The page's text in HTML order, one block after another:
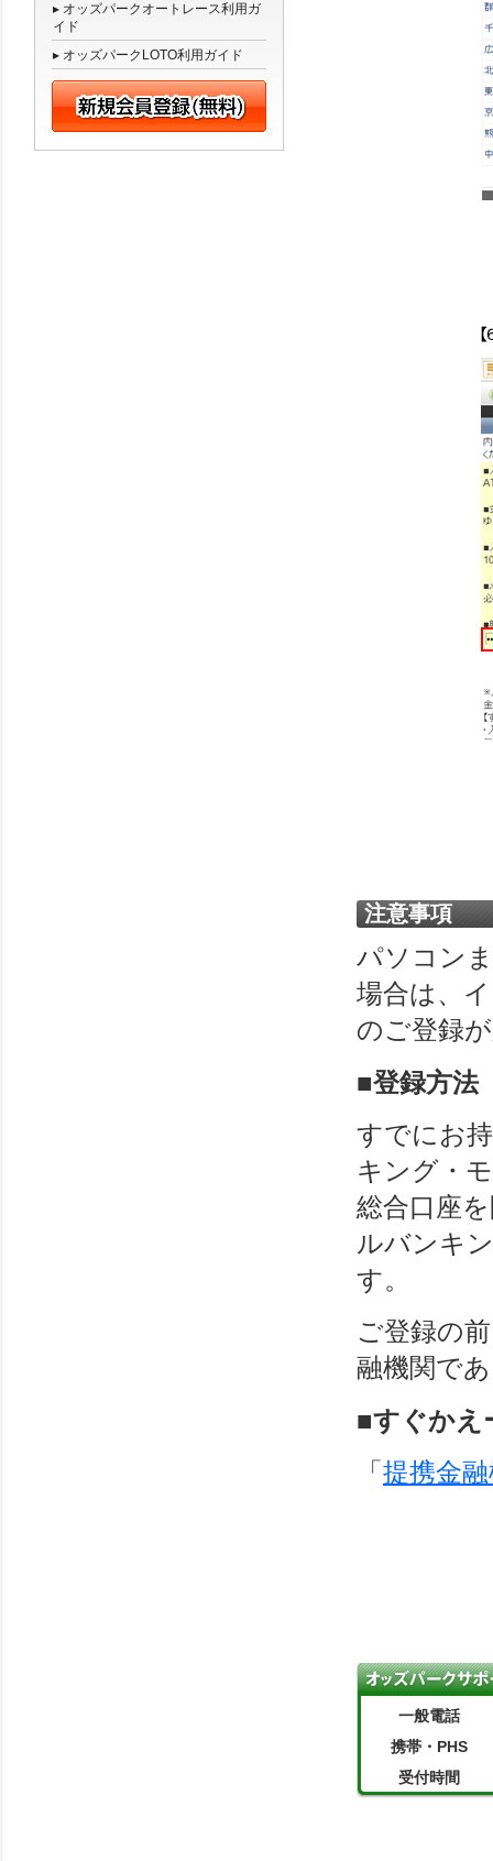
▸ オッズパークオートレース利用ガ
イド
▸ オッズパークLOTO利用ガイド
注意事項
パソコン
場合は、
のご登録
■登録方法
すでにお
キング・
総合口座
ルバンキ
す。
ご登録の
融機関で
■すぐかえ
「 提携金
一般電話
携帯・PHS
受付時間